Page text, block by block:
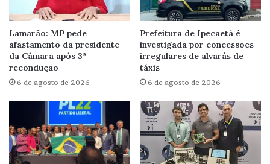
Lamarão: MP pede
afastamento da presidente
da Câmara após 3ª
recondução
6 de agosto de 2026
Prefeitura de Ipecaetá é
investigada por concessões
irregulares de alvarás de
táxis
6 de agosto de 2026